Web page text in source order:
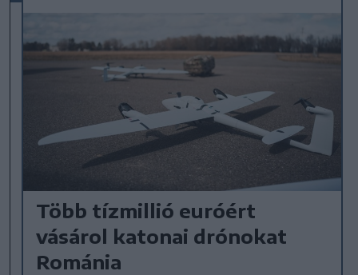
Több tízmillió euróért
vásárol katonai drónokat
Románia